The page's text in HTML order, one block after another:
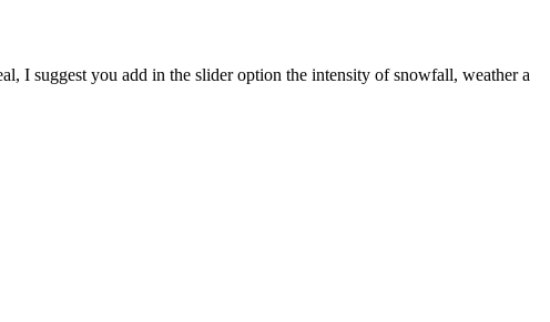
I suggest you add in the slider option the intensity of snowfall, weather a